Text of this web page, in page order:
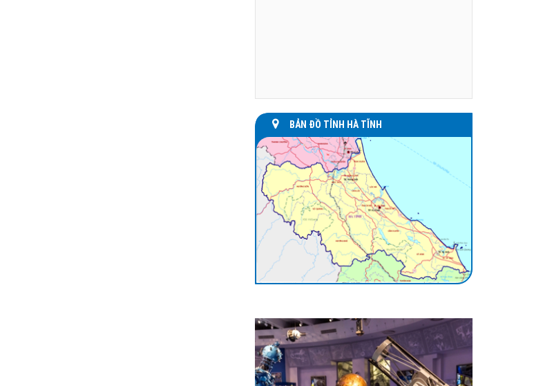
BẢN ĐỒ TỈNH HÀ TĨNH